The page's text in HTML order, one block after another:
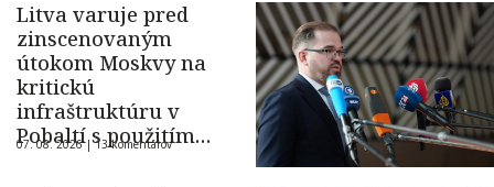
Litva varuje pred
zinscenovaným
útokom Moskvy na
kritickú
infraštruktúru v
Pobaltí s použitím
ukrajinského dronu
07. 08. 2026 |13 komentárov